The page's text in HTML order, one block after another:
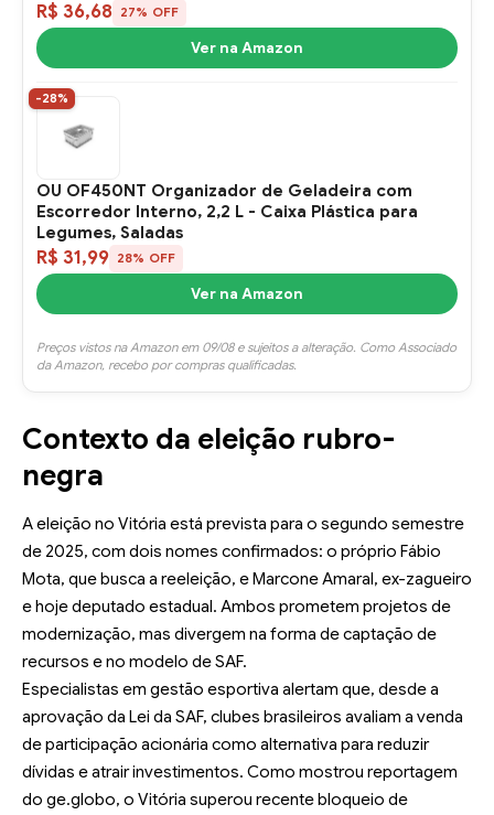
R$ 36,68 27% OFF
Ver na Amazon
-28%
OU OF450NT Organizador de Geladeira com
Escorredor Interno, 2,2 L - Caixa Plástica para
Legumes, Saladas
R$ 31,99 28% OFF
Ver na Amazon
Preços vistos na Amazon em 09/08 e sujeitos a alteração. Como Associado
da Amazon, recebo por compras qualificadas.
Contexto da eleição rubro-
negra
A eleição no Vitória está prevista para o segundo semestre
de 2025, com dois nomes confirmados: o próprio Fábio
Mota, que busca a reeleição, e Marcone Amaral, ex-zagueiro
e hoje deputado estadual. Ambos prometem projetos de
modernização, mas divergem na forma de captação de
recursos e no modelo de SAF.
Especialistas em gestão esportiva alertam que, desde a
aprovação da Lei da SAF, clubes brasileiros avaliam a venda
de participação acionária como alternativa para reduzir
dívidas e atrair investimentos. Como mostrou reportagem
do ge.globo, o Vitória superou recente bloqueio de